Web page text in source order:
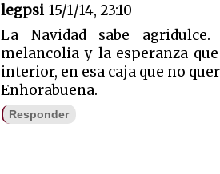
legpsi 15/1/14, 23:10
La Navidad sabe
melancolia y la esperanza
interior, en esa caja que no
Enhorabuena.
Responder